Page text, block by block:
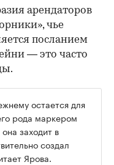
арендаторов
чье
посланием
— это часто
остается для
рода маркером
заходит в
создал
Ярова.